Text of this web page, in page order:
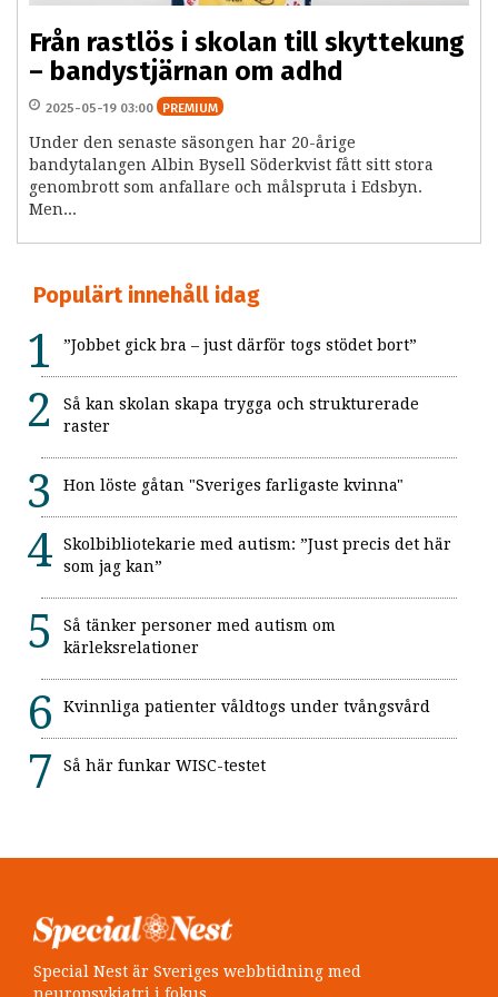
Från rastlös i skolan till skyttekung
– bandystjärnan om adhd
2025-05-19 03:00 PREMIUM
Under den senaste säsongen har 20-årige
bandytalangen Albin Bysell Söderkvist fått sitt stora
genombrott som anfallare och målspruta i Edsbyn.
Men...
Populärt innehåll idag
”Jobbet gick bra – just därför togs stödet bort”
Så kan skolan skapa trygga och strukturerade
raster
Hon löste gåtan "Sveriges farligaste kvinna"
Skolbibliotekarie med autism: ”Just precis det här
som jag kan”
Så tänker personer med autism om
kärleksrelationer
Kvinnliga patienter våldtogs under tvångsvård
Så här funkar WISC-testet
Special Nest är Sveriges webbtidning med